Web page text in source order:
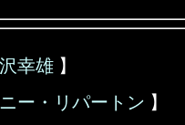
幸雄 】
ー・リパートン 】